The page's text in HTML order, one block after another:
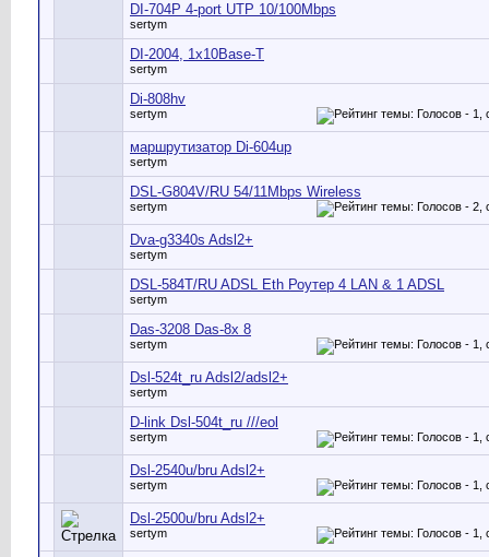
DI-704P 4-port UTP 10/100Mbps
sertym
DI-2004, 1х10Base-T
sertym
Di-808hv
sertym
маршрутизатор Di-604up
sertym
DSL-G804V/RU 54/11Mbps Wireless
sertym
Dva-g3340s Adsl2+
sertym
DSL-584T/RU ADSL Eth Роутер 4 LAN & 1 ADSL
sertym
Das-3208 Das-8x 8
sertym
Dsl-524t_ru Adsl2/adsl2+
sertym
D-link Dsl-504t_ru ///eol
sertym
Dsl-2540u/bru Adsl2+
sertym
Dsl-2500u/bru Adsl2+
sertym